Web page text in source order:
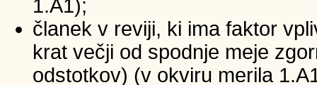
1.A1);
članek v reviji, ki ima faktor
krat večji od spodnje meje
odstotkov) (v okviru merila